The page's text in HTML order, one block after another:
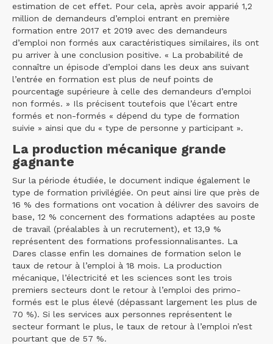
estimation de cet effet. Pour cela, après avoir apparié 1,2
million de demandeurs d’emploi entrant en première
formation entre 2017 et 2019 avec des demandeurs
d’emploi non formés aux caractéristiques similaires, ils ont
pu arriver à une conclusion positive. « La probabilité de
connaître un épisode d’emploi dans les deux ans suivant
l’entrée en formation est plus de neuf points de
pourcentage supérieure à celle des demandeurs d’emploi
non formés. » Ils précisent toutefois que l’écart entre
formés et non-formés « dépend du type de formation
suivie » ainsi que du « type de personne y participant ».
La production mécanique grande
gagnante
Sur la période étudiée, le document indique également le
type de formation privilégiée. On peut ainsi lire que près de
16 % des formations ont vocation à délivrer des savoirs de
base, 12 % concernent des formations adaptées au poste
de travail (préalables à un recrutement), et 13,9 %
représentent des formations professionnalisantes. La
Dares classe enfin les domaines de formation selon le
taux de retour à l’emploi à 18 mois. La production
mécanique, l’électricité et les sciences sont les trois
premiers secteurs dont le retour à l’emploi des primo-
formés est le plus élevé (dépassant largement les plus de
70 %). Si les services aux personnes représentent le
secteur formant le plus, le taux de retour à l’emploi n’est
pourtant que de 57 %.